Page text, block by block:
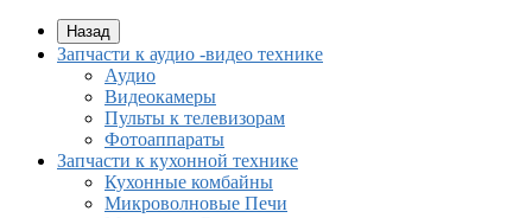
Назад
Запчасти к аудио -видео технике
Аудио
Видеокамеры
Пульты к телевизорам
Фотоаппараты
Запчасти к кухонной технике
Кухонные комбайны
Микроволновые Печи